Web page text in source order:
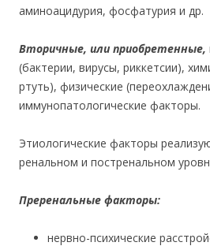
аминоацидурия, фосфатурия и др.
Вторичные, или приобретенные,
(бактерии, вирусы, риккетсии),
ртуть), физические
иммунопатологические факторы.
Этиологические факторы
ренальном и постренальном
Преренальные факторы:
нервно-психические